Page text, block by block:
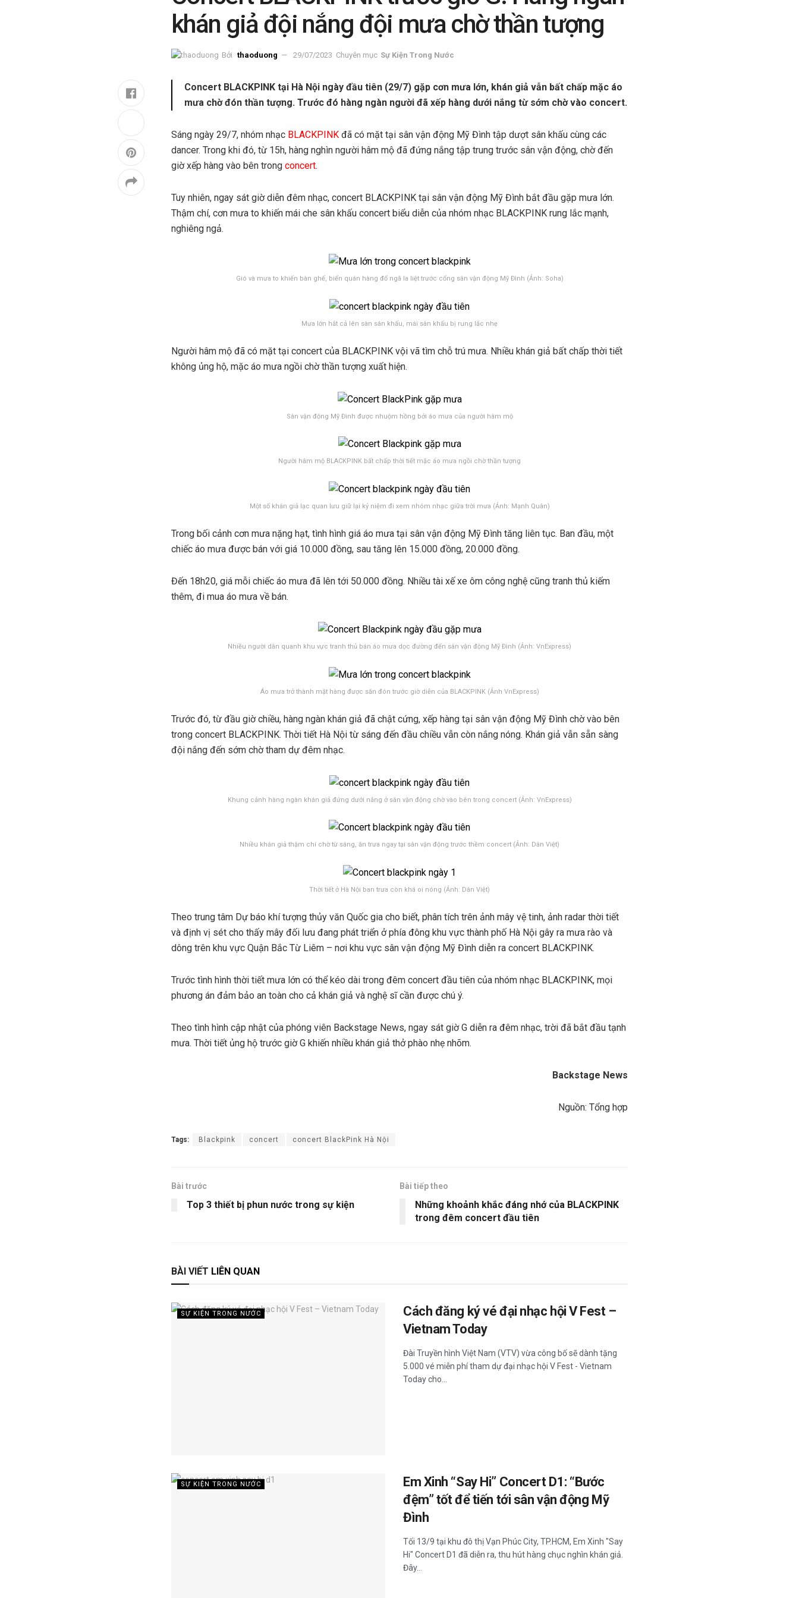
khán giả đội nắng đội mưa chờ thần tượng
Bởi thaoduong 29/07/2023 Chuyên mục Sự Kiện Trong Nước
Concert BLACKPINK tại Hà Nội ngày đầu tiên (29/7) gặp cơn mưa lớn, khán giả vẫn bất chấp mặc áo
mưa chờ đón thần tượng. Trước đó hàng ngàn người đã xếp hàng dưới nắng từ sớm chờ vào concert.
Sáng ngày 29/7, nhóm nhạc BLACKPINK đã có mặt tại sân vận động Mỹ Đình tập dượt sân khấu cùng các
dancer. Trong khi đó, từ 15h, hàng nghìn người hâm mộ đã đứng nắng tập trung trước sân vận động, chờ đến
giờ xếp hàng vào bên trong concert.
Tuy nhiên, ngay sát giờ diễn đêm nhạc, concert BLACKPINK tại sân vận động Mỹ Đình bắt đầu gặp mưa lớn.
Thậm chí, cơn mưa to khiến mái che sân khấu concert biểu diễn của nhóm nhạc BLACKPINK rung lắc mạnh,
nghiêng ngả.
Gió và mưa to khiến bàn ghế, biển quán hàng đổ ngã la liệt trước cổng sân vận động Mỹ Đình (Ảnh: Soha)
Mưa lớn hắt cả lên sàn sân khấu, mái sân khấu bị rung lắc nhẹ
Người hâm mộ đã có mặt tại concert của BLACKPINK vội vã tìm chỗ trú mưa. Nhiều khán giả bất chấp thời tiết
không ủng hộ, mặc áo mưa ngồi chờ thần tượng xuất hiện.
Sân vận động Mỹ Đình được nhuộm hồng bởi áo mưa của người hâm mộ
Người hâm mộ BLACKPINK bất chấp thời tiết mặc áo mưa ngồi chờ thần tượng
Một số khán giả lạc quan lưu giữ lại kỷ niệm đi xem nhóm nhạc giữa trời mưa (Ảnh: Mạnh Quân)
Trong bối cảnh cơn mưa nặng hạt, tình hình giá áo mưa tại sân vận động Mỹ Đình tăng liên tục. Ban đầu, một
chiếc áo mưa được bán với giá 10.000 đồng, sau tăng lên 15.000 đồng, 20.000 đồng.
Đến 18h20, giá mỗi chiếc áo mưa đã lên tới 50.000 đồng. Nhiều tài xế xe ôm công nghệ cũng tranh thủ kiếm
thêm, đi mua áo mưa về bán.
Nhiều người dân quanh khu vực tranh thủ bán áo mưa dọc đường đến sân vận động Mỹ Đình (Ảnh: VnExpress)
Áo mưa trở thành mặt hàng được săn đón trước giờ diễn của BLACKPINK (Ảnh VnExpress)
Trước đó, từ đầu giờ chiều, hàng ngàn khán giả đã chật cứng, xếp hàng tại sân vận động Mỹ Đình chờ vào bên
trong concert BLACKPINK. Thời tiết Hà Nội từ sáng đến đầu chiều vẫn còn nắng nóng. Khán giả vẫn sẵn sàng
đội nắng đến sớm chờ tham dự đêm nhạc.
Khung cảnh hàng ngàn khán giả đứng dưới nắng ở sân vận động chờ vào bên trong concert (Ảnh: VnExpress)
Nhiều khán giả thậm chí chờ từ sáng, ăn trưa ngay tại sân vận động trước thềm concert (Ảnh: Dân Việt)
Thời tiết ở Hà Nội ban trưa còn khá oi nóng (Ảnh: Dân Việt)
Theo trung tâm Dự báo khí tượng thủy văn Quốc gia cho biết, phân tích trên ảnh mây vệ tinh, ảnh radar thời tiết
và định vị sét cho thấy mây đối lưu đang phát triển ở phía đông khu vực thành phố Hà Nội gây ra mưa rào và
dông trên khu vực Quận Bắc Từ Liêm – nơi khu vực sân vận động Mỹ Đình diễn ra concert BLACKPINK.
Trước tình hình thời tiết mưa lớn có thể kéo dài trong đêm concert đầu tiên của nhóm nhạc BLACKPINK, mọi
phương án đảm bảo an toàn cho cả khán giả và nghệ sĩ cần được chú ý.
Theo tình hình cập nhật của phóng viên Backstage News, ngay sát giờ G diễn ra đêm nhạc, trời đã bắt đầu tạnh
mưa. Thời tiết ủng hộ trước giờ G khiến nhiều khán giả thở phào nhẹ nhõm.
Backstage News
Nguồn: Tổng hợp
Tags: Blackpink concert concert BlackPink Hà Nội
Bài trước
Top 3 thiết bị phun nước trong sự kiện
Bài tiếp theo
Những khoảnh khắc đáng nhớ của BLACKPINK
trong đêm concert đầu tiên
BÀI VIẾT LIÊN QUAN
SỰ KIỆN TRONG NƯỚC
Cách đăng ký vé đại nhạc hội V Fest –
Vietnam Today
Đài Truyền hình Việt Nam (VTV) vừa công bố sẽ dành tặng
5.000 vé miễn phí tham dự đại nhạc hội V Fest - Vietnam
Today cho...
SỰ KIỆN TRONG NƯỚC
Em Xinh “Say Hi” Concert D1: “Bước
đệm” tốt để tiến tới sân vận động Mỹ
Đình
Tối 13/9 tại khu đô thị Vạn Phúc City, TP.HCM, Em Xinh "Say
Hi" Concert D1 đã diễn ra, thu hút hàng chục nghìn khán giả.
Đây...